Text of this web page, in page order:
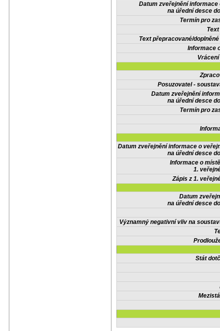
Datum zveřejnění informace
na úřední desce
Termín pro
Text přepracované/
Informace
Posuzovatel -
Datum zveřejnění
na úřední desce
Termín pro
Datum zveřejnění informace o
na úřední desce
Informace o
1.
Zápis z 1.
Datum
na úřední desce
Významný negativní vliv na
Stát